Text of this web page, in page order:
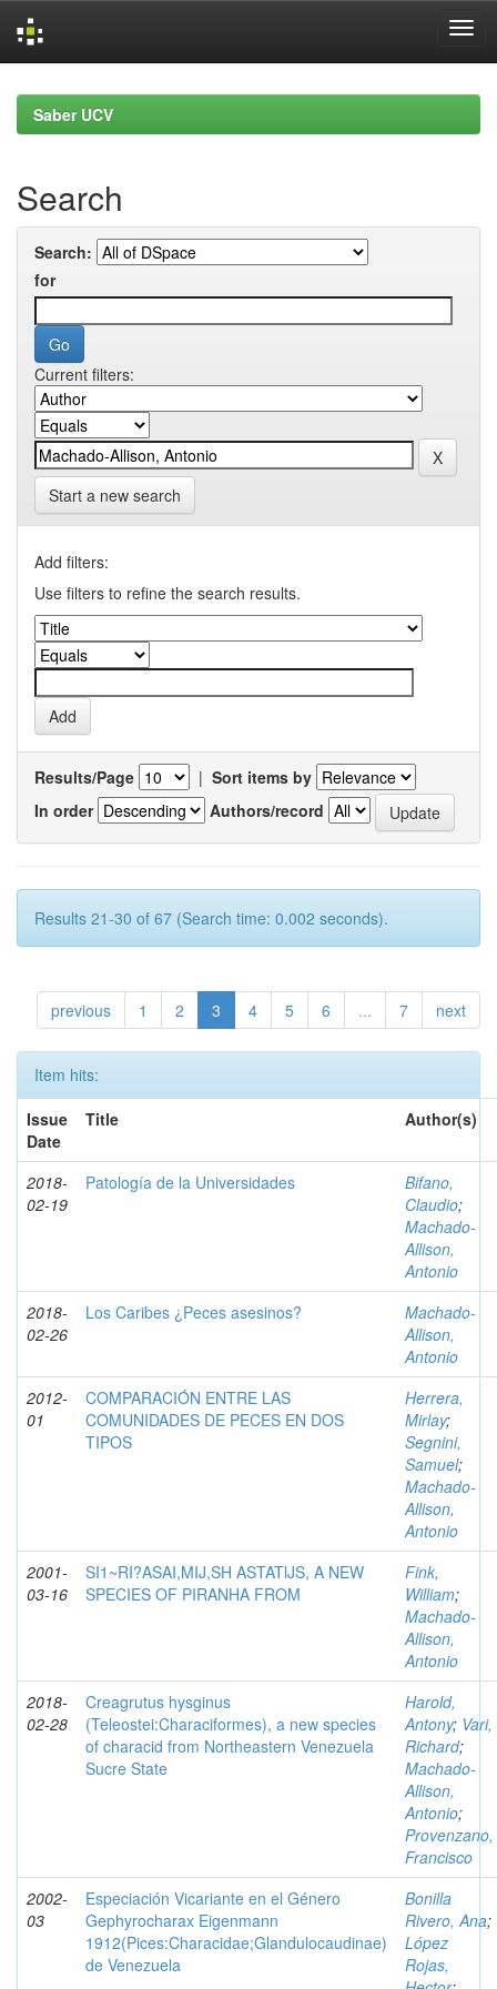
navigationSaber UCV
Search
Search:
for
Current filters:
Start a new search
Add filters:
Use filters to refine the search results.
Results/Page | Sort items by
In order
Authors/record
Results 21-30 of 67 (Search time: 0.002 seconds).
previous 1 2 3 4 5 6 ... 7 next
Item hits:
Issue
Date
Title Author(s)
2018-
02-19
Patología de la Universidades
Bifano,
Claudio;
Machado-
Allison,
Antonio
2018-
02-26
Los Caribes ¿Peces asesinos?
Machado-
Allison,
Antonio
2012-
01
COMPARACIÓN ENTRE LAS
COMUNIDADES DE PECES EN DOS
TIPOS
Herrera,
Mirlay;
Segnini,
Samuel;
Machado-
Allison,
Antonio
2001-
03-16
SI1~RI?ASAI,MIJ,SH ASTATlJS, A NEW
SPECIES OF PIRANHA FROM
Fink,
William;
Machado-
Allison,
Antonio
2018-
02-28
Creagrutus hysginus
(Teleostei:Characiformes), a new species
of characid from Northeastern Venezuela
Sucre State
Harold,
Antony; Vari,
Richard;
Machado-
Allison,
Antonio;
Provenzano,
Francisco
2002-
03
Especiación Vicariante en el Género
Gephyrocharax Eigenmann
1912(Pices:Characidae;Glandulocaudinae)
de Venezuela
Bonilla
Rivero, Ana;
López
Rojas,